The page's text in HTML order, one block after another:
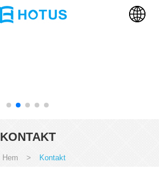
KONTAKT
Hem > Kontakt